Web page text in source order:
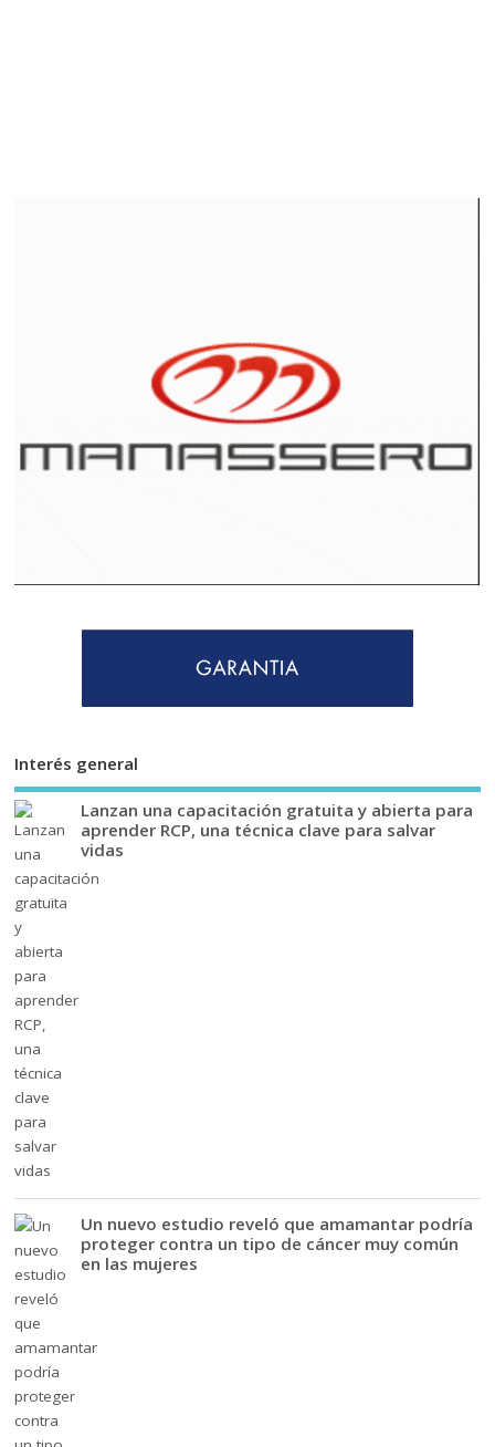
Interés general
Lanzan una capacitación gratuita y abierta para
aprender RCP, una técnica clave para salvar
vidas
Un nuevo estudio reveló que amamantar podría
proteger contra un tipo de cáncer muy común
en las mujeres